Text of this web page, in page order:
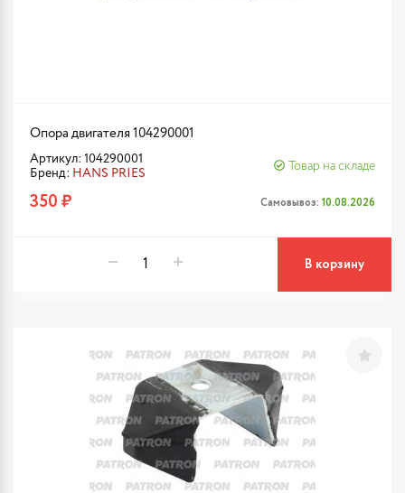
Опора двигателя 104290001
Артикул: 104290001
Бренд: HANS PRIES
Товар на складе
350 ₽ Самовывоз: 10.08.2026
В корзину